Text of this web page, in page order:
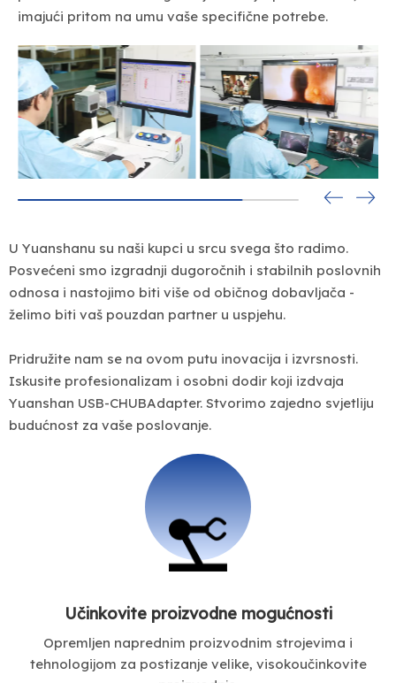
imajući pritom na umu vaše specifične potrebe.
U Yuanshanu su naši kupci u srcu svega što radimo.
Posvećeni smo izgradnji dugoročnih i stabilnih poslovnih
odnosa i nastojimo biti više od običnog dobavljača -
želimo biti vaš pouzdan partner u uspjehu.
Pridružite nam se na ovom putu inovacija i izvrsnosti.
Iskusite profesionalizam i osobni dodir koji izdvaja
Yuanshan USB-CHUBAdapter. Stvorimo zajedno svjetliju
budućnost za vaše poslovanje.
Učinkovite proizvodne mogućnosti
Opremljen naprednim proizvodnim strojevima i
tehnologijom za postizanje velike, visokoučinkovite